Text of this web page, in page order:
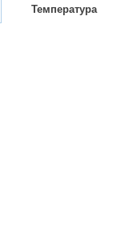
Температура